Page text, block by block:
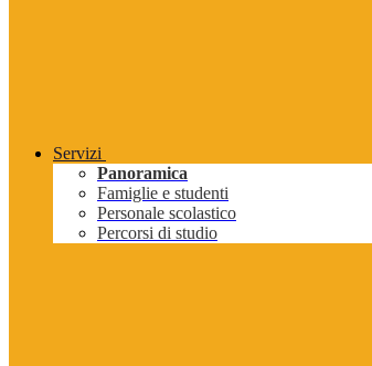
Servizi
Panoramica
Famiglie e studenti
Personale scolastico
Percorsi di studio